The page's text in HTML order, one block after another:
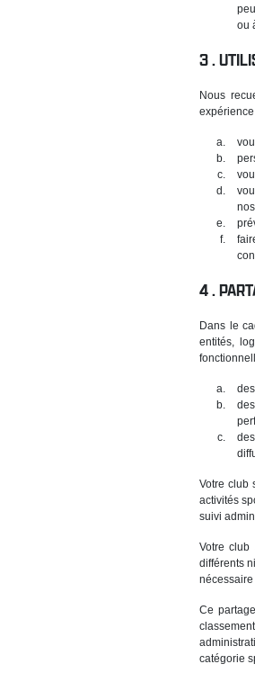
ou
Nous
Dans le
entités,
Votre club
activités
suivi
Votre club
différents
Ce
catégorie